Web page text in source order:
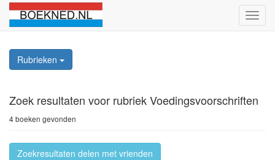
Rubrieken
Zoek resultaten voor rubriek Voedingsvoorschriften
4 boeken gevonden
Zoekresultaten delen met vrienden